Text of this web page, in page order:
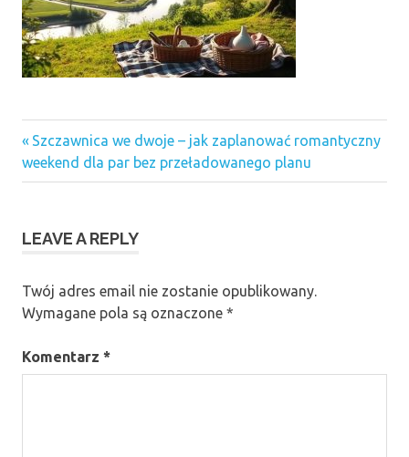
Nawigacja
wpisu
Previous
Post:
Szczawnica we dwoje – jak zaplanować romantyczny
weekend dla par bez przeładowanego planu
LEAVE A REPLY
Twój adres email nie zostanie opublikowany.
Wymagane pola są oznaczone *
Komentarz *